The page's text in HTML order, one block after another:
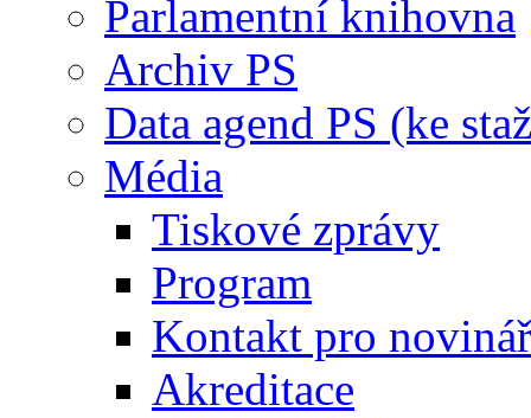
Parlamentní knihovna
Archiv PS
Data agend PS (ke
Média
Tiskové zprávy
Program
Kontakt pro
Akreditace